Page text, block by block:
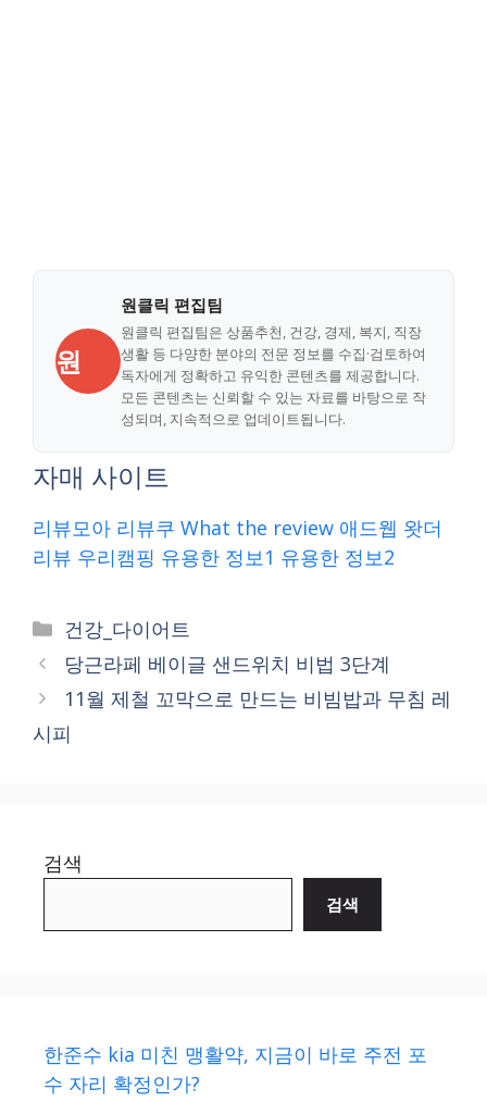
원
원클릭 편집팀
원클릭 편집팀은 상품추천, 건강, 경제, 복지, 직장
생활 등 다양한 분야의 전문 정보를 수집·검토하여
독자에게 정확하고 유익한 콘텐츠를 제공합니다.
모든 콘텐츠는 신뢰할 수 있는 자료를 바탕으로 작
성되며, 지속적으로 업데이트됩니다.
자매 사이트
리뷰모아 리뷰쿠 What the review 애드웹 왓더
리뷰 우리캠핑 유용한 정보1 유용한 정보2
Categories
건강_다이어트
당근라페 베이글 샌드위치 비법 3단계
11월 제철 꼬막으로 만드는 비빔밥과 무침 레
시피
검색
검색
한준수 kia 미친 맹활약, 지금이 바로 주전 포
수 자리 확정인가?